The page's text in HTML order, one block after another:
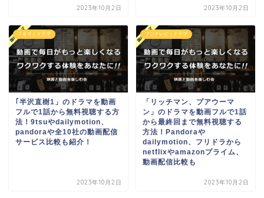
2023年10月2日 2023年10月2日
ＴＢＳ｜ドラマ
｢半沢直樹1」のドラマを動画
フルで1話から無料視聴する方
法！9tsuやdailymotion、
pandoraや全10社の動画配信
サービス比較も紹介！
2023年10月2日
フジテレビ｜ドラマ
「リッチマン、プアウーマ
ン」のドラマを動画フルで1話
から最終回まで無料視聴する
方法！Pandoraや
dailymotion、フリドラから
netflixやamazonプライム、
動画配信比較も
2023年10月2日